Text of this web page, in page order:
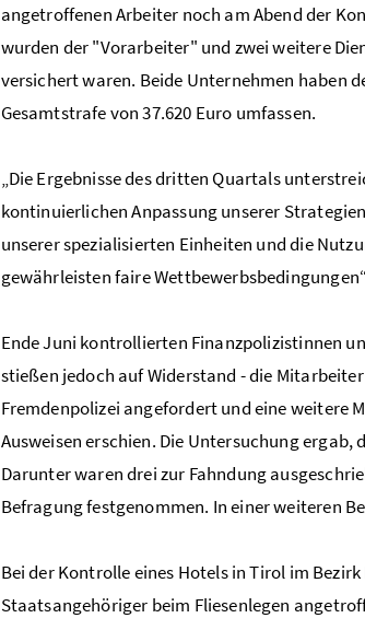
angetroffenen Arbeiter noch am Abend der
wurden der "Vorarbeiter" und zwei weitere
versichert waren. Beide Unternehmen haben
Gesamtstrafe von 37.620 Euro umfassen.
„Die Ergebnisse des dritten Quartals
kontinuierlichen Anpassung unserer
unserer spezialisierten Einheiten und die
gewährleisten faire
Ende Juni kontrollierten Finanzpolizistinnen
stießen jedoch auf Widerstand - die
Fremdenpolizei angefordert und eine weitere
Ausweisen erschien. Die Untersuchung
Darunter waren drei zur Fahndung
Befragung festgenommen. In einer weiteren
Bei der Kontrolle eines Hotels in Tirol im
Staatsangehöriger beim Fliesenlegen